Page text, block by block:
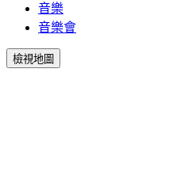
音樂
音樂會
檢視地圖